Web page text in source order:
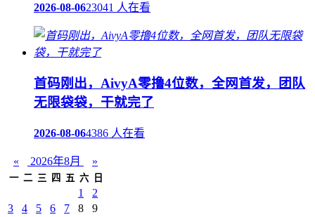
2026-08-0623041 人在看
首码刚出，AivyA零撸4位数，全网首发，团队
无限袋袋，干就完了
2026-08-064386 人在看
« 2026年8月 »
一 二 三 四 五 六 日
1
2
3
4 5 6 7 8
9